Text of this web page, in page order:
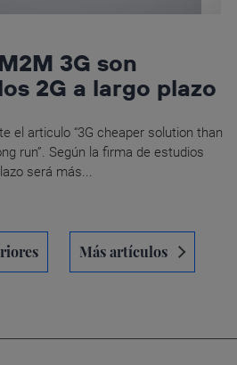
3G son
2G a largo plazo
el articulo “3G cheaper solution than
run”. Según la firma de estudios
será más...
Más artículos